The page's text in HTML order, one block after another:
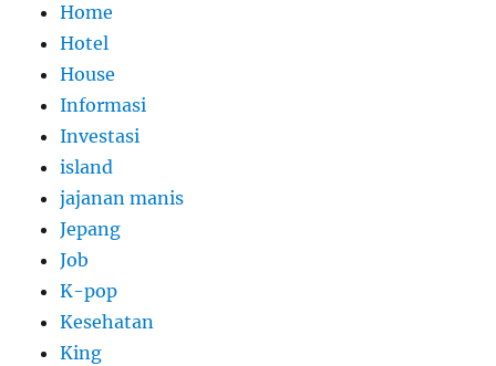
Home
Hotel
House
Informasi
Investasi
island
jajanan manis
Jepang
Job
K-pop
Kesehatan
King